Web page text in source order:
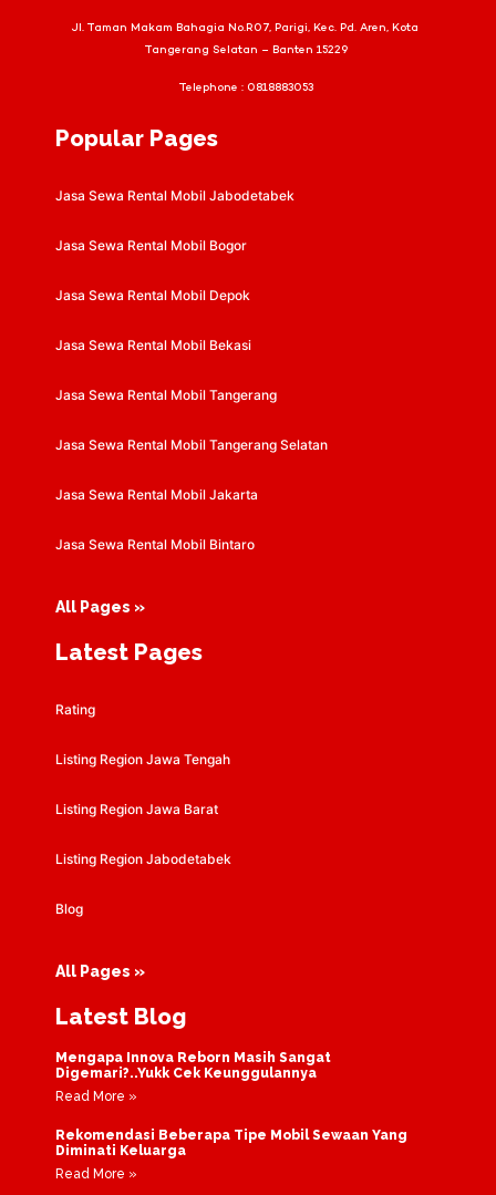
Jl. Taman Makam Bahagia No.R07, Parigi, Kec. Pd. Aren, Kota
Tangerang Selatan – Banten 15229
Telephone : 0818883053
Popular Pages
Jasa Sewa Rental Mobil Jabodetabek
Jasa Sewa Rental Mobil Bogor
Jasa Sewa Rental Mobil Depok
Jasa Sewa Rental Mobil Bekasi
Jasa Sewa Rental Mobil Tangerang
Jasa Sewa Rental Mobil Tangerang Selatan
Jasa Sewa Rental Mobil Jakarta
Jasa Sewa Rental Mobil Bintaro
All Pages »
Latest Pages
Rating
Listing Region Jawa Tengah
Listing Region Jawa Barat
Listing Region Jabodetabek
Blog
All Pages »
Latest Blog
Mengapa Innova Reborn Masih Sangat
Digemari?..Yukk Cek Keunggulannya
Read More »
Rekomendasi Beberapa Tipe Mobil Sewaan Yang
Diminati Keluarga
Read More »